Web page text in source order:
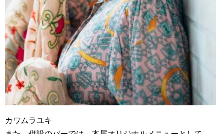
カワムラユキ